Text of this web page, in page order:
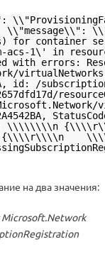
for container
acs-1\' in
with errors:
id: /
\\\\\\\\n
на два значения:
Microsoft.Network